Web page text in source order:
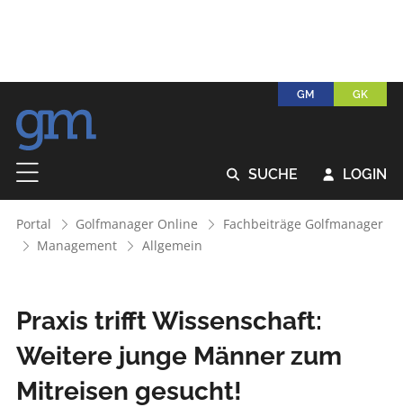
GM GK
 SUCHE  LOGIN
Portal Golfmanager Online
Fachbeiträge Golfmanager
Management
Allgemein
Praxis trifft Wissenschaft:
Weitere junge Männer zum
Mitreisen gesucht!